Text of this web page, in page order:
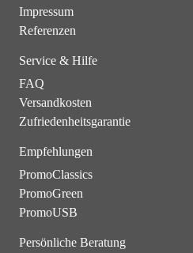
Impressum
Referenzen
Service & Hilfe
FAQ
Versandkosten
Zufriedenheitsgarantie
Empfehlungen
PromoClassics
PromoGreen
PromoUSB
Persönliche Beratung